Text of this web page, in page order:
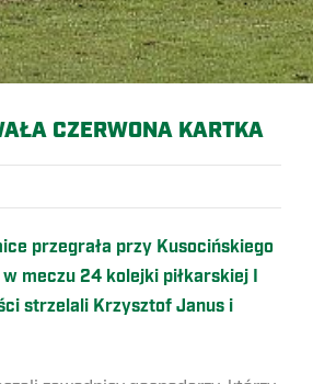
CZERWONA KARTKA
przegrała przy Kusocińskiego
w meczu 24 kolejki piłkarskiej I
strzelali Krzysztof Janus i